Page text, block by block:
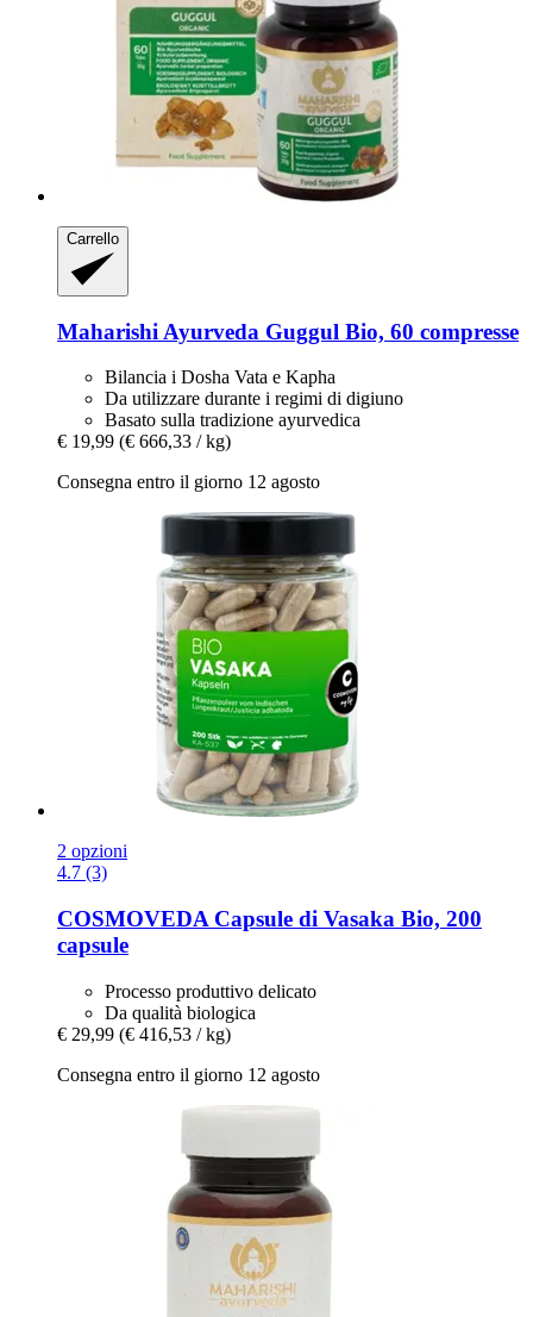
Carrello
Maharishi Ayurveda Guggul Bio, 60 compresse
Bilancia i Dosha Vata e Kapha
Da utilizzare durante i regimi di digiuno
Basato sulla tradizione ayurvedica
€ 19,99 (€ 666,33 / kg)
Consegna entro il giorno 12 agosto
2 opzioni
4.7 (3)
COSMOVEDA Capsule di Vasaka Bio, 200
capsule
Processo produttivo delicato
Da qualità biologica
€ 29,99 (€ 416,53 / kg)
Consegna entro il giorno 12 agosto